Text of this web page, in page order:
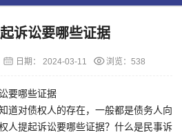
诉讼要哪些证据
日期： 2024-03-11 浏览：538
要哪些证据
对债权人的存在，一般都是债务人向
人提起诉讼要哪些证据？什么是民事诉